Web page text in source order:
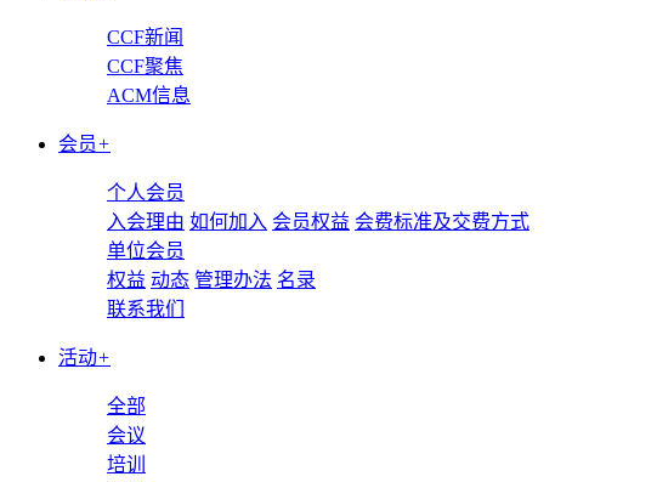
CCF新闻
CCF聚焦
ACM信息
会员+
个人会员
入会理由 如何加入 会员权益 会费标准及交费方式
单位会员
权益 动态 管理办法 名录
联系我们
活动+
全部
会议
培训